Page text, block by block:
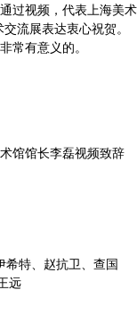
过视频，代表上海美术
流展表达衷心祝贺。
常有意义的。
馆馆长李磊视频致辞
希特、赵抗卫、查国
远